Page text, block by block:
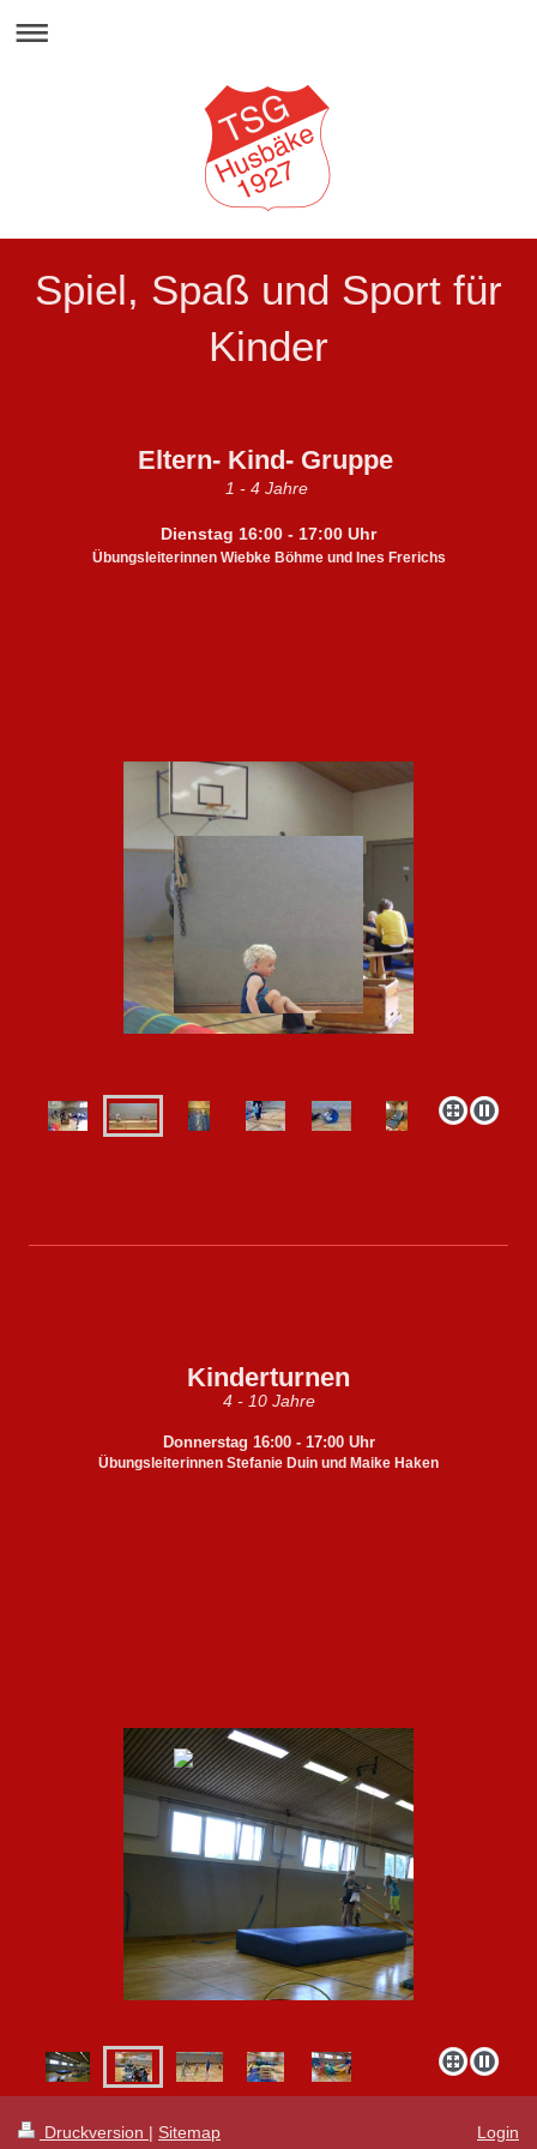
Spiel, Spaß und Sport für
Kinder
Eltern- Kind- Gruppe
1 - 4 Jahre
Dienstag 16:00 - 17:00 Uhr
Übungsleiterinnen Wiebke Böhme und Ines Frerichs
Kinderturnen
4 - 10 Jahre
Donnerstag 16:00 - 17:00 Uhr
Übungsleiterinnen Stefanie Duin und Maike Haken
Druckversion | Sitemap
Login